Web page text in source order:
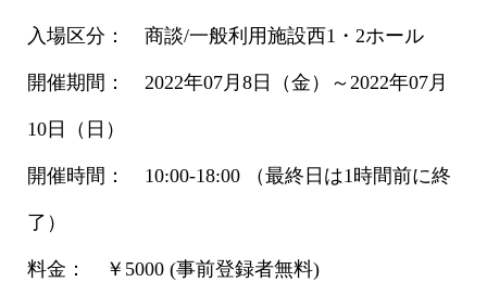
入場区分： 商談/一般利用施設西1・2ホール
開催期間： 2022年07月8日（金）～2022年07月
10日（日）
開催時間： 10:00-18:00 （最終日は1時間前に終
了）
料金： ￥5000 (事前登録者無料)